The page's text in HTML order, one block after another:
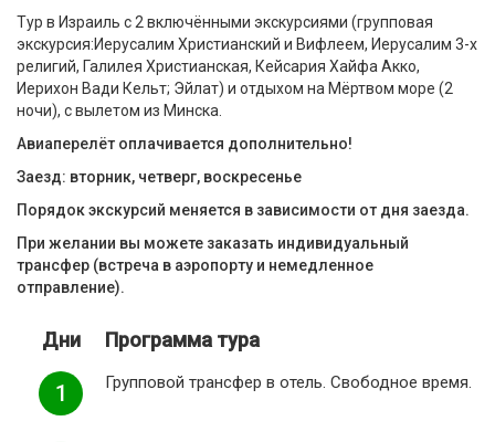
Тур в Израиль с 2 включёнными экскурсиями (групповая
экскурсия:Иерусалим Христианский и Вифлеем, Иерусалим 3-х
религий, Галилея Христианская, Кейсария Хайфа Акко,
Иерихон Вади Кельт; Эйлат) и отдыхом на Мёртвом море (2
ночи), с вылетом из Минска.
Авиаперелёт оплачивается дополнительно!
Заезд: вторник, четверг, воскресенье
Порядок экскурсий меняется в зависимости от дня заезда.
При желании вы можете заказать индивидуальный
трансфер (встреча в аэропорту и немедленное
отправление).
Дни Программа тура
1 Групповой трансфер в отель. Свободное время.